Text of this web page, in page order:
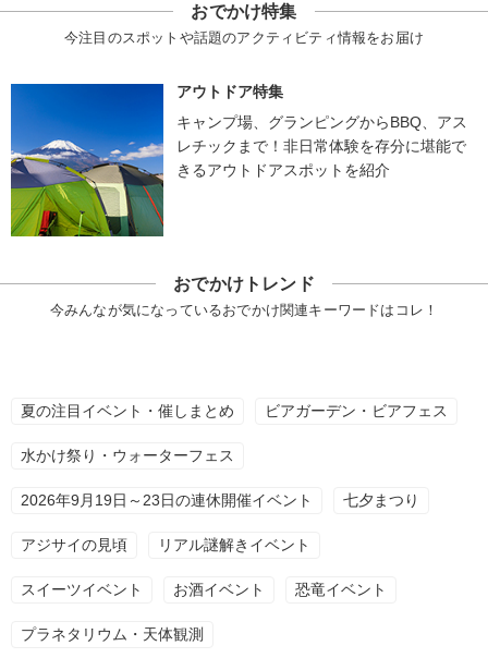
おでかけ特集
今注目のスポットや話題のアクティビティ情報をお届け
アウトドア特集
キャンプ場、グランピングからBBQ、アス
レチックまで！非日常体験を存分に堪能で
きるアウトドアスポットを紹介
おでかけトレンド
今みんなが気になっているおでかけ関連キーワードはコレ！
夏の注目イベント・催しまとめ ビアガーデン・ビアフェス
水かけ祭り・ウォーターフェス
2026年9月19日～23日の連休開催イベント 七夕まつり
アジサイの見頃 リアル謎解きイベント
スイーツイベント お酒イベント 恐竜イベント
プラネタリウム・天体観測